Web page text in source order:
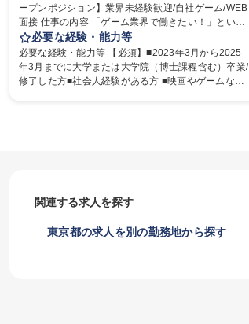
インセンティブあり
交通費支給
土日祝休み
服装自由
昼食補助あり
第二新卒歓迎
食事補助あり
ープンポジション】業界未経験歓迎/自社ゲーム/WEB
面接 仕事の内容 「ゲーム業界で働きたい！」という
気持ちはあるものの、どのポジションが自分の適性
にマッチしているか悩んでいる方が対象となりま
す！ 総合職（プランナー/データアナリストなど）、
技術職（開発エンジニ ア/インフラエンジニアな
必要な経験・能力等
必要な経験・能力等 【必須】■2023年3月から2025
年3月までに大学または大学院（博士課程含む）卒業/
修了した方■社会人経験がある方 ■映画やゲームなど
関連する求人を探す
東京都の求人を別の勤務地から探す